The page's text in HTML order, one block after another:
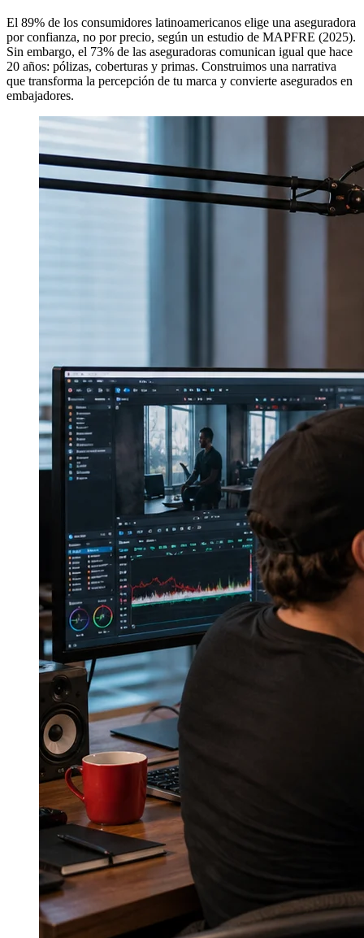
El 89% de los consumidores latinoamericanos elige una aseguradora
por confianza, no por precio, según un estudio de MAPFRE (2025).
Sin embargo, el 73% de las aseguradoras comunican igual que hace
20 años: pólizas, coberturas y primas. Construimos una narrativa
que transforma la percepción de tu marca y convierte asegurados en
embajadores.